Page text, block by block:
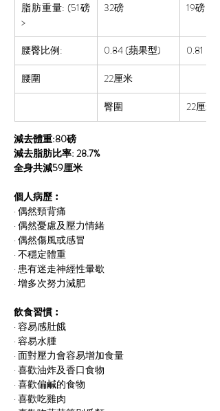
脂肪重量: (51磅
>
32磅 19磅
腰臀比例: 0.84 (蘋果型) 0.81
腰圍 22厘米
臀圍 22厘米
減去體重:80磅
減去脂肪比率: 28.7%
全身共減59厘米
個人病歷︰
· 偶然頸背痛
· 偶然憂慮及壓力情緒
· 偶然傷風或感冒
· 不穩定體重
· 患有迷走神經性暈歇
· 增多次努力減肥
飲食習慣︰
· 容易感肚餓
· 容易水腫
· 面對壓力會容易增加食量
· 喜歡油炸及香口食物
· 喜歡偏鹹的食物
· 喜歡吃雞肉